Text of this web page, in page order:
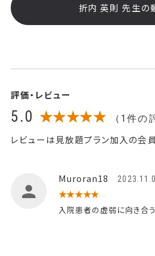
折内 英則 先生の
評価・レビュー
5.0 ★★★★★ （1件の
レビューは見放題プラン加入の会
Muroran18
★★★★★
入院患者の虚弱に向き合